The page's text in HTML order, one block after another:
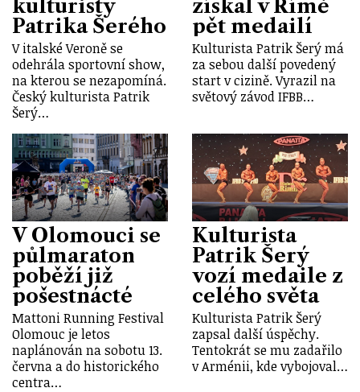
kulturisty
Patrika Šerého
V italské Veroně se
odehrála sportovní show,
na kterou se nezapomíná.
Český kulturista Patrik
Šerý…
získal v Římě
pět medailí
Kulturista Patrik Šerý má
za sebou další povedený
start v cizině. Vyrazil na
světový závod IFBB…
V Olomouci se
půlmaraton
poběží již
pošestnácté
Mattoni Running Festival
Olomouc je letos
naplánován na sobotu 13.
června a do historického
centra…
Kulturista
Patrik Šerý
vozí medaile z
celého světa
Kulturista Patrik Šerý
zapsal další úspěchy.
Tentokrát se mu zadařilo
v Arménii, kde vybojoval…